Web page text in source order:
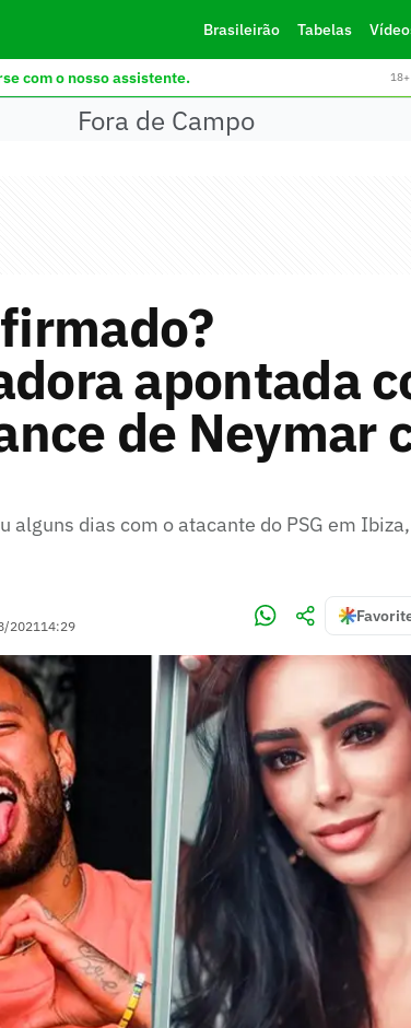
Brasileirão Tabelas
com o nosso assistente.
Fora de Campo
apontada
de Neymar
alguns dias com o atacante do PSG em
202114:29